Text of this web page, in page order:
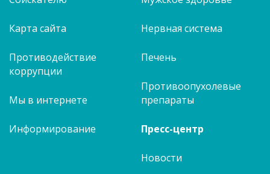
Карта сайта
Противодействие
коррупции
Мы в интернете
Информирование
Нервная система
Печень
Противоопухолевые
препараты
Пресс-центр
Новости